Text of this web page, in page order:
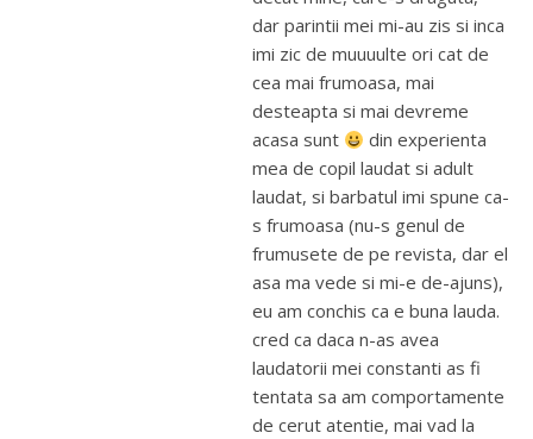
dar parintii mei mi-au zis si inca
imi zic de muuuulte ori cat de
cea mai frumoasa, mai
desteapta si mai devreme
acasa sunt
din experienta
mea de copil laudat si adult
laudat, si barbatul imi spune ca-
s frumoasa (nu-s genul de
frumusete de pe revista, dar el
asa ma vede si mi-e de-ajuns),
eu am conchis ca e buna lauda.
cred ca daca n-as avea
laudatorii mei constanti as fi
tentata sa am comportamente
de cerut atentie, mai vad la